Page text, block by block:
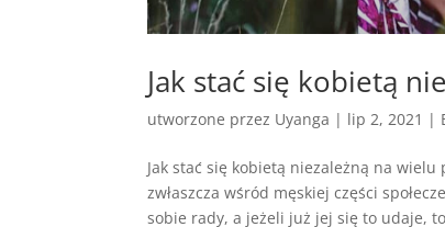
Jak stać się kobietą
utworzone przez Uyanga | lip 2, 2021 |
Jak stać się kobietą niezależną na wielu
zwłaszcza wśród męskiej części
sobie rady, a jeżeli już jej się to udaje,